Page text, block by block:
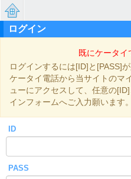
無料で
っと大
小説
ログイン
既にケータ
ログインするには[ID]と[PASS]
ケータイ電話から当サイトのマ
ューにアクセスして、任意の
インフォームへご入力願います。
ID
PASS